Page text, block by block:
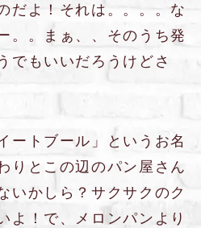
だよ！それは。。。。な
。。まぁ、、そのうち発
でもいいだろうけどさ
ートブール」というお名
りとこの辺のパン屋さん
いかしら？サクサクのク
よ！で、メロンパンより